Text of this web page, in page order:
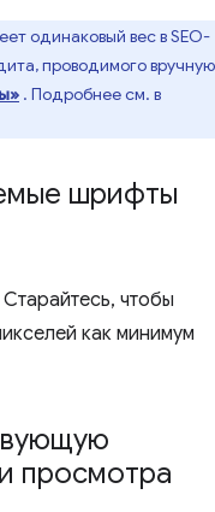
одинаковый вес в SEO-
проводимого вручную
. Подробнее см. в
шрифты
чтобы
как минимум
просмотра